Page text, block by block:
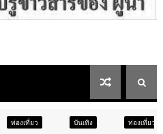
บันเทิง ท่องเที่ยว การศึกษา